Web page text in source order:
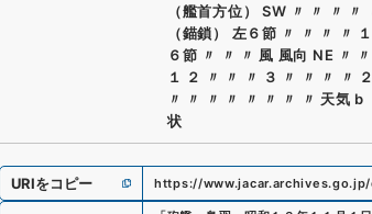
（艦首方位） SW 〃 〃 〃
（錨鎖） 左６節 〃 〃 〃 〃
６節 〃 〃 〃 風 風向 NE 〃
１ ２ 〃 〃 〃 ３ 〃 〃 〃 〃
〃 〃 〃 〃 〃 〃 〃 〃 天気
状
URIをコピー https://